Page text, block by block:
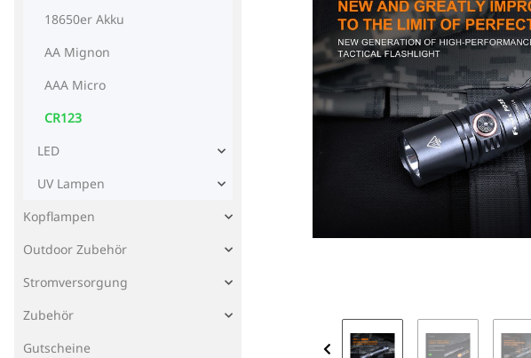
18650er Akku
AA Mignon
AAA Micro
CR123
LED
UV Lampen
Kopflampen
Outdoor Zubehör
Stromversorgung
Zubehör
Gutscheine